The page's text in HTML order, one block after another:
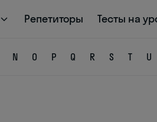
Репетиторы Тесты на
N O P Q R S T U